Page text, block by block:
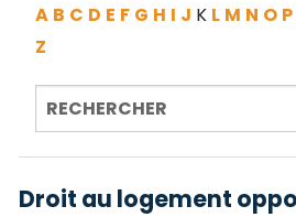
A B C D E F G H I J K L M N O P
Z
Droit au logement